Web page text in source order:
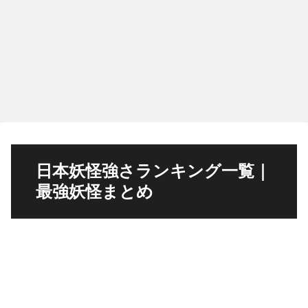
日本妖怪強さランキング一覧｜
最強妖怪まとめ